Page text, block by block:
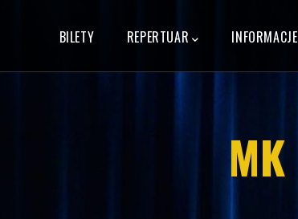
NAVIGATION
BILETY REPERTUAR INFORMACJE
MK